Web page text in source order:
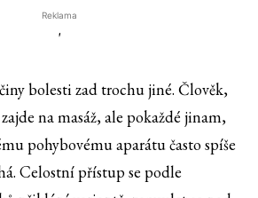
Reklama
'
bolesti zad trochu jiné. Člověk,
na masáž, ale pokaždé jinam,
pohybovému aparátu často spíše
Celostní přístup se podle